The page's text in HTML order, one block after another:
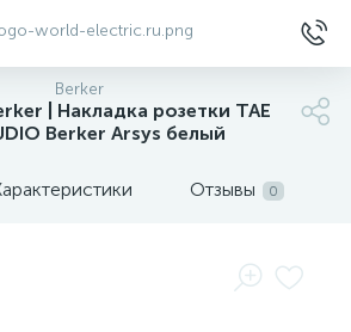
Berker
| Накладка розетки TAE
Berker Arsys белый
Отзывы 0